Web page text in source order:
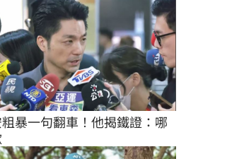
暴一句翻車！他揭鐵證：哪